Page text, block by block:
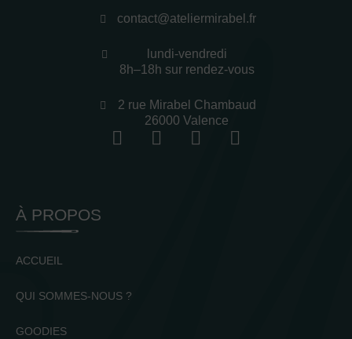
contact@ateliermirabel.fr
lundi-vendredi
8h–18h sur rendez-vous
2 rue Mirabel Chambaud
26000 Valence
À PROPOS
ACCUEIL
QUI SOMMES-NOUS ?
GOODIES